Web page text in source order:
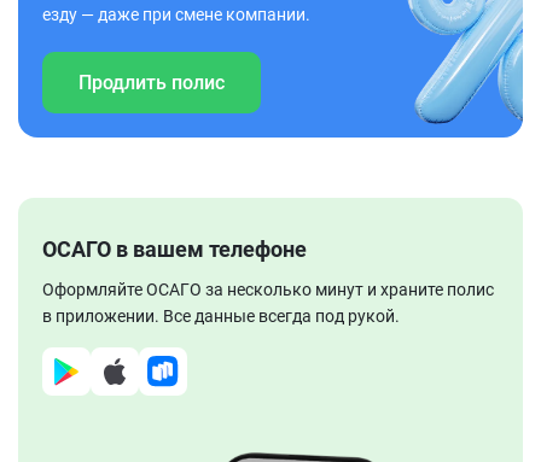
езду — даже при смене компании.
Продлить полис
ОСАГО в вашем телефоне
Оформляйте ОСАГО за несколько минут и храните полис
в приложении. Все данные всегда под рукой.